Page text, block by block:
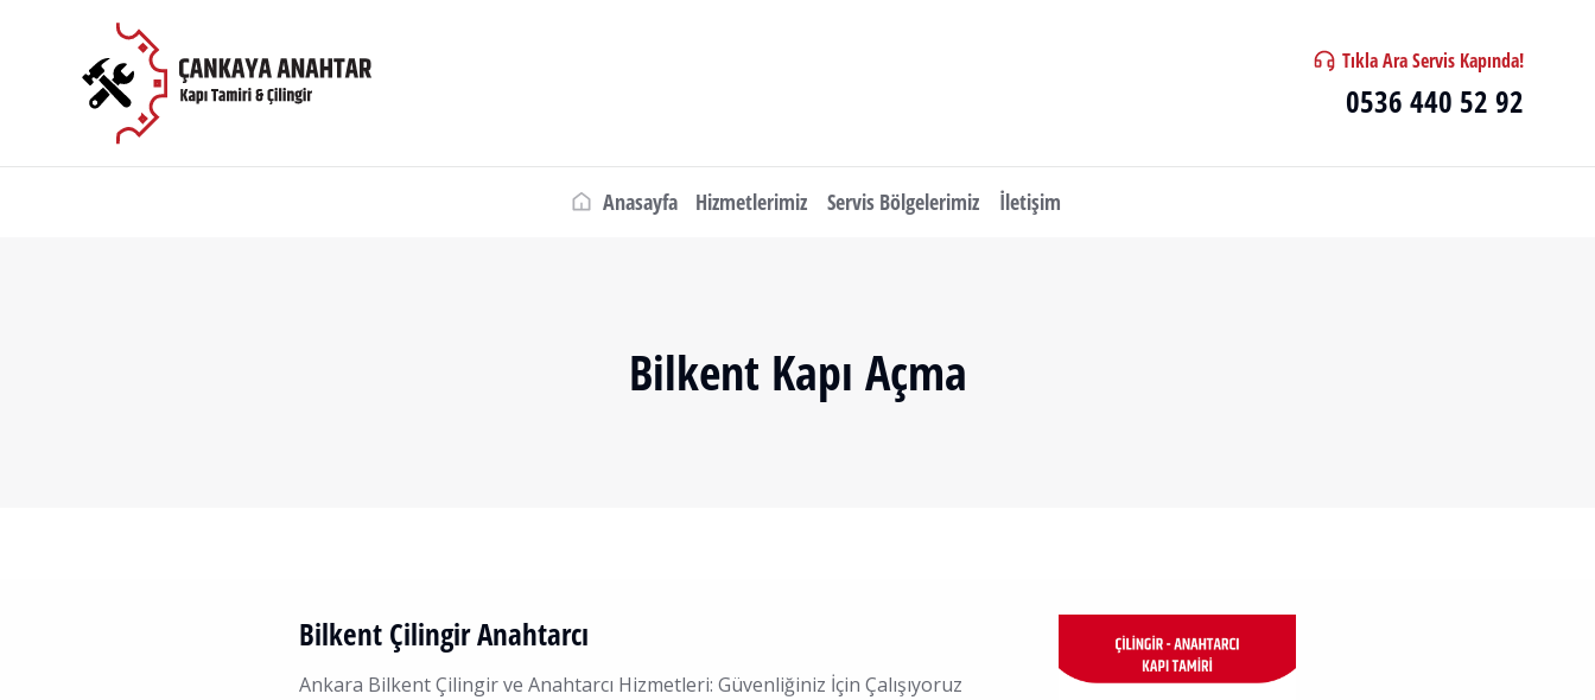
Tıkla Ara Servis Kapında!
0536 440 52 92
Anasayfa Hizmetlerimiz Servis Bölgelerimiz İletişim
Bilkent Kapı Açma
Bilkent Çilingir Anahtarcı
Ankara Bilkent Çilingir ve Anahtarcı Hizmetleri: Güvenliğiniz İçin Çalışıyoruz